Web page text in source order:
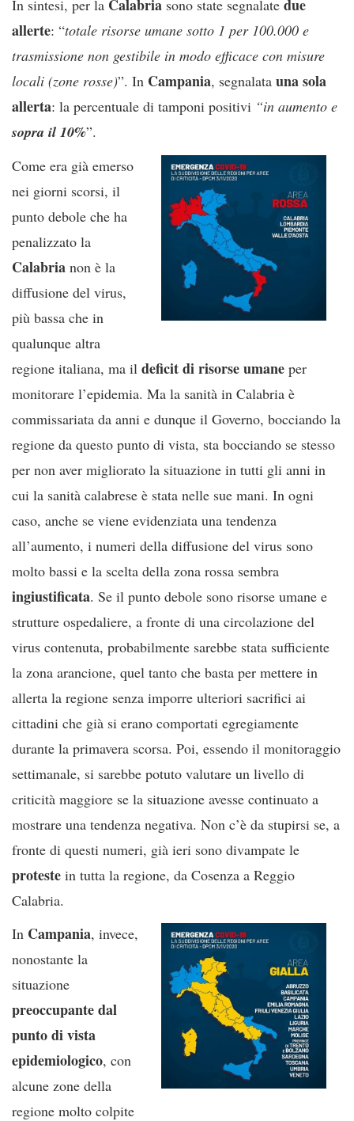
In sintesi, per la Calabria sono state segnalate due
allerte: “totale risorse umane sotto 1 per 100.000 e
trasmissione non gestibile in modo efficace con misure
locali (zone rosse)”. In Campania, segnalata una sola
allerta: la percentuale di tamponi positivi “in aumento e
sopra il 10%”.
Come era già emerso
nei giorni scorsi, il
punto debole che ha
penalizzato la
Calabria non è la
diffusione del virus,
più bassa che in
qualunque altra
regione italiana, ma il deficit di risorse umane per
monitorare l’epidemia. Ma la sanità in Calabria è
commissariata da anni e dunque il Governo, bocciando la
regione da questo punto di vista, sta bocciando se stesso
per non aver migliorato la situazione in tutti gli anni in
cui la sanità calabrese è stata nelle sue mani. In ogni
caso, anche se viene evidenziata una tendenza
all’aumento, i numeri della diffusione del virus sono
molto bassi e la scelta della zona rossa sembra
ingiustificata. Se il punto debole sono risorse umane e
strutture ospedaliere, a fronte di una circolazione del
virus contenuta, probabilmente sarebbe stata sufficiente
la zona arancione, quel tanto che basta per mettere in
allerta la regione senza imporre ulteriori sacrifici ai
cittadini che già si erano comportati egregiamente
durante la primavera scorsa. Poi, essendo il monitoraggio
settimanale, si sarebbe potuto valutare un livello di
criticità maggiore se la situazione avesse continuato a
mostrare una tendenza negativa. Non c’è da stupirsi se, a
fronte di questi numeri, già ieri sono divampate le
proteste in tutta la regione, da Cosenza a Reggio
Calabria.
In Campania, invece,
nonostante la
situazione
preoccupante dal
punto di vista
epidemiologico, con
alcune zone della
regione molto colpite